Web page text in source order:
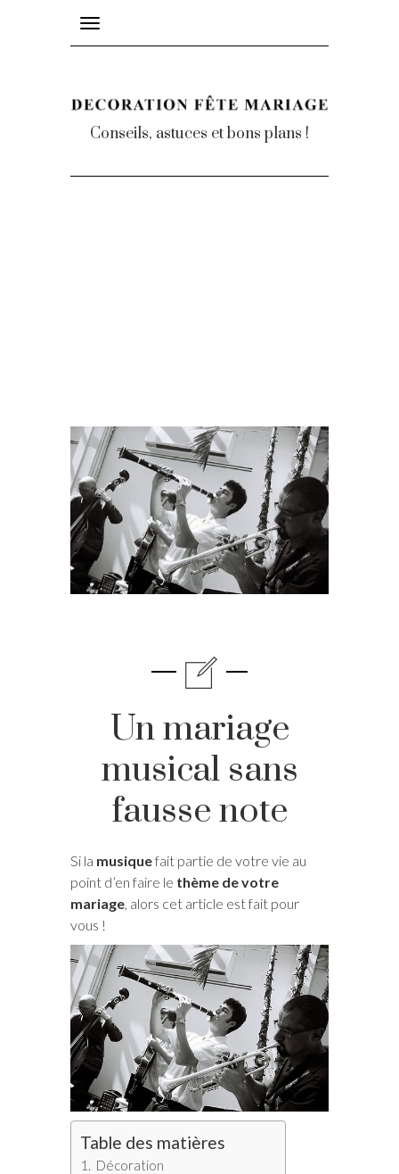
Toggle
navigation
Conseils, astuces et bons plans !
Un mariage
musical sans
fausse note
Si la musiquefait partie de votre vie au
point d’en faire le thème de votre
mariage , alors cet article est fait pour
vous !
Table des matières
Décoration